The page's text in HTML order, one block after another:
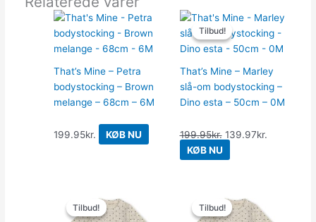
That’s Mine – Petra
bodystocking – Brown
melange – 68cm – 6M
199.95kr. KØB NU
Tilbud!
Tilbud!
That’s Mine – Marley
slå-om bodystocking –
Dino esta – 50cm – 0M
199.95kr.
Den
oprindelige
pris
199.95kr..
139.97kr.
Den
aktuelle
pris
139.97kr..
KØB NU
Tilbud!
Tilbud!oprindelige
Tilbud!
Tilbud!oprindelige